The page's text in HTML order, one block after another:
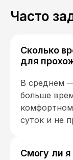
Часто
Сколько
для
В среднем
больше
суток и не
Смогу ли